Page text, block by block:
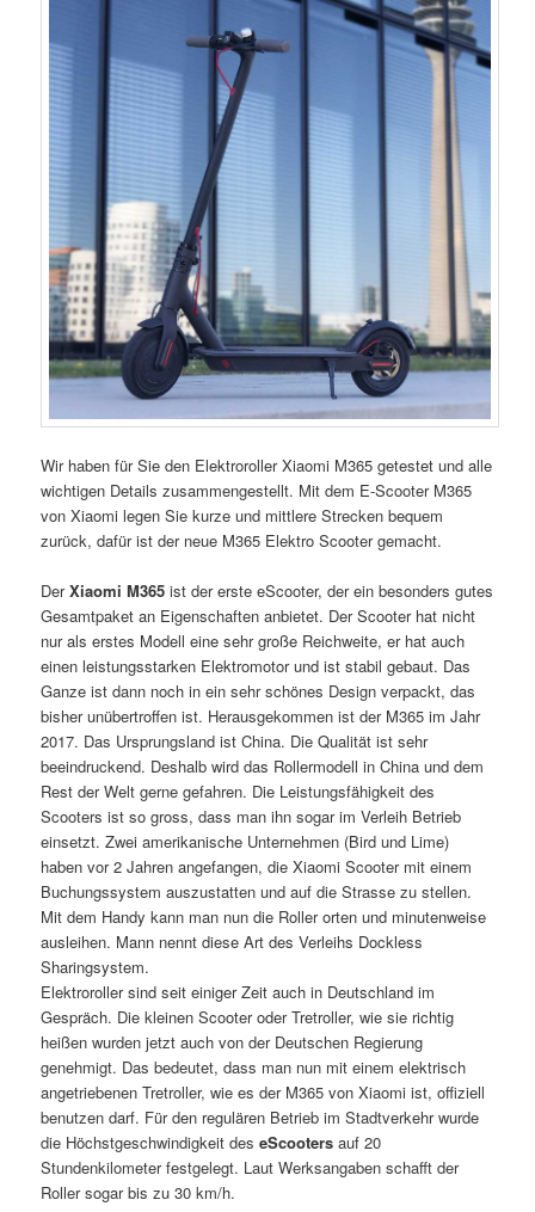
Wir haben für Sie den Elektroroller Xiaomi M365 getestet und alle
wichtigen Details zusammengestellt. Mit dem E-Scooter M365
von Xiaomi legen Sie kurze und mittlere Strecken bequem
zurück, dafür ist der neue M365 Elektro Scooter gemacht.
DerXiaomi M365 ist der erste eScooter, der ein besonders gutes
Gesamtpaket an Eigenschaften anbietet. Der Scooter hat nicht
nur als erstes Modell eine sehr große Reichweite, er hat auch
einen leistungsstarken Elektromotor und ist stabil gebaut. Das
Ganze ist dann noch in ein sehr schönes Design verpackt, das
bisher unübertroffen ist. Herausgekommen ist der M365 im Jahr
2017. Das Ursprungsland ist China. Die Qualität ist sehr
beeindruckend. Deshalb wird das Rollermodell in China und dem
Rest der Welt gerne gefahren. Die Leistungsfähigkeit des
Scooters ist so gross, dass man ihn sogar im Verleih Betrieb
einsetzt. Zwei amerikanische Unternehmen (Bird und Lime)
haben vor 2 Jahren angefangen, die Xiaomi Scooter mit einem
Buchungssystem auszustatten und auf die Strasse zu stellen.
Mit dem Handy kann man nun die Roller orten und minutenweise
ausleihen. Mann nennt diese Art des Verleihs Dockless
Sharingsystem.
Elektroroller sind seit einiger Zeit auch in Deutschland im
Gespräch. Die kleinen Scooter oder Tretroller, wie sie richtig
heißen wurden jetzt auch von der Deutschen Regierung
genehmigt. Das bedeutet, dass man nun mit einem elektrisch
angetriebenen Tretroller, wie es der M365 von Xiaomi ist, offiziell
benutzen darf. Für den regulären Betrieb im Stadtverkehr wurde
die Höchstgeschwindigkeit deseScooters auf 20
Stundenkilometer festgelegt. Laut Werksangaben schafft der
Roller sogar bis zu 30 km/h.